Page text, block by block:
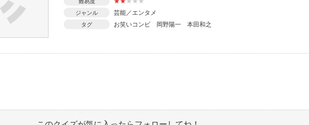
ジャンル 芸能／エンタメ
タグ お笑いコンビ 岡野陽一 本田和之